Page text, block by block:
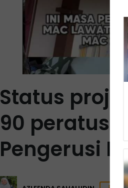
Status
90 peratus
Pengerusi